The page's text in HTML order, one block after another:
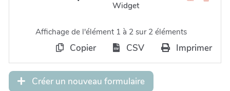
Widget
Affichage de l'élément 1 à 2 sur 2 éléments
Copier CSV Imprimer
Créer un nouveau formulaire